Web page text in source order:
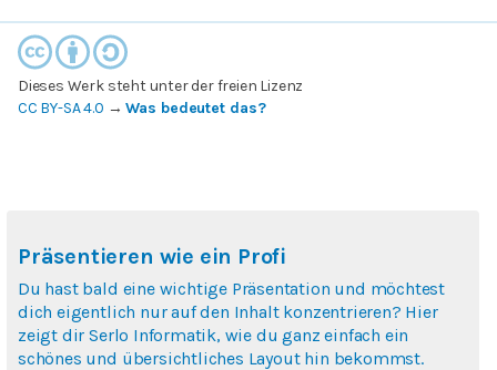
Dieses Werk steht unter der freien Lizenz
CC BY-SA 4.0 →Was bedeutet das?
Präsentieren wie ein Profi
Du hast bald eine wichtige Präsentation und möchtest
dich eigentlich nur auf den Inhalt konzentrieren? Hier
zeigt dir Serlo Informatik, wie du ganz einfach ein
schönes und übersichtliches Layout hin bekommst.